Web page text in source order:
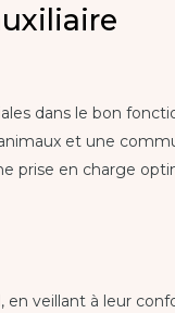
dans le bon
et une
prise en charge
en veillant à leur